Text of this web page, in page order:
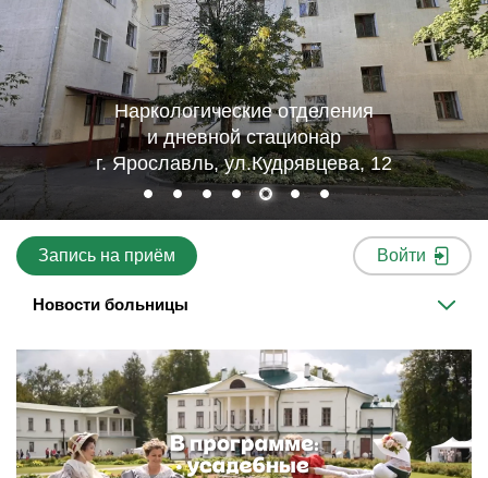
Наркологические отделения
и дневной стационар
г. Ярославль, ул.Кудрявцева, 12
Запись на приём Войти
Новости больницы